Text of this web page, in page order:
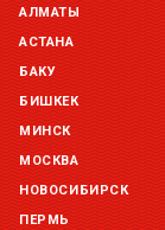
АЛМАТЫ
АСТАНА
БАКУ
БИШКЕК
МИНСК
МОСКВА
НОВОСИБИРСК
ПЕРМЬ